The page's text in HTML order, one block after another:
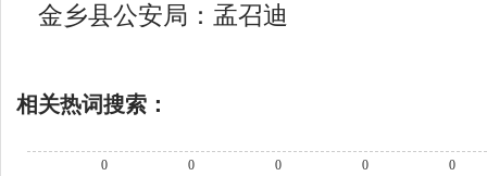
金乡县公安局：孟召迪
相关热词搜索：
0 0 0 0 0